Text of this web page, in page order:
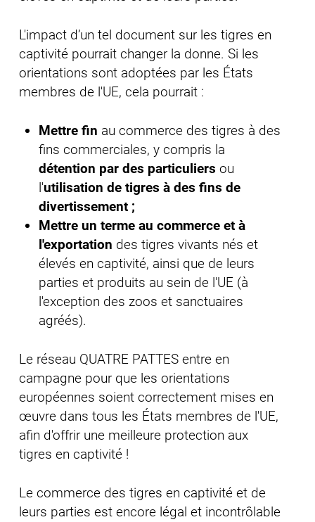
L'impact d’un tel document sur les tigres en
captivité pourrait changer la donne. Si les
orientations sont adoptées par les États
membres de l'UE, cela pourrait :
Mettre fin au commerce des tigres à des
fins commerciales, y compris la
détention par des particuliers ou
l'utilisation de tigres à des fins de
divertissement ;
Mettre un terme au commerce et à
l'exportation des tigres vivants nés et
élevés en captivité, ainsi que de leurs
parties et produits au sein de l'UE (à
l'exception des zoos et sanctuaires
agréés).
Le réseau QUATRE PATTES entre en
campagne pour que les orientations
européennes soient correctement mises en
œuvre dans tous les États membres de l'UE,
afin d'offrir une meilleure protection aux
tigres en captivité !
Le commerce des tigres en captivité et de
leurs parties est encore légal et incontrôlable